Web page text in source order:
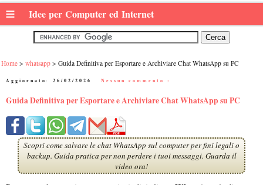
≡ Idee per Computer ed Internet
Home whatsapp Guida Definitiva per Esportare e Archiviare Chat WhatsApp su PC
Aggiornato: 26/02/2026 Nessun commento :
Guida Definitiva per Esportare e Archiviare Chat WhatsApp su PC
Scopri come salvare le chat WhatsApp sul computer per fini legali o
backup. Guida pratica per non perdere i tuoi messaggi. Guarda il
video ora!